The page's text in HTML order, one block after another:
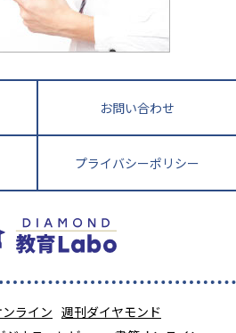
長崎県 熊本県
沖縄県
徹底解説！ 大学受験の羅
お問い合わせ
プライバシーポリシー
ライン 週刊ダイヤモンド